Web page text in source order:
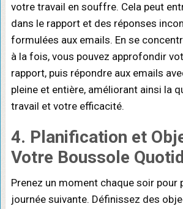
votre travail en souffre. Cela peut
dans le rapport et des réponses
formulées aux emails. En se
à la fois, vous pouvez approfondir
rapport, puis répondre aux emails
pleine et entière, améliorant ainsi la
travail et votre efficacité.
4. Planification et
Votre Boussole
Prenez un moment chaque soir pour
journée suivante. Définissez des